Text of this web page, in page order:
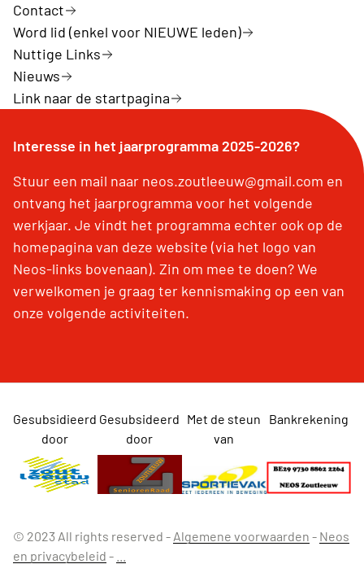
Contact
Word lid (enkel voor NIEUWE leden)
Nuttige Links
Nieuws
Link naar de startpagina
Interesse in het jaarprogramma 2025-2026?
Stuur een mail naar neos.zoutleeuw@gmail.com en
ontvang het jaarprogramma voor het volgende
werkjaar. Je vindt het programma echter ook op de
homepagina van deze website (via het logo van
Neos-links bovenaan). Zin om mee te doen? We
verwelkomen je graag ter kennismaking op een van
onze volgende activiteiten.
Gesubsidieerd
door
Gesubsideerd
door
Met de steun
van
Bankrekening
© 2023 All rights reserved - Algemene voorwaarden - Neos
en privacybeleid -